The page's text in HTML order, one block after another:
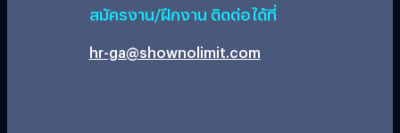
สมัครงาน/ฝึกงาน ติดต่อได้ที่
hr-ga@shownolimit.com